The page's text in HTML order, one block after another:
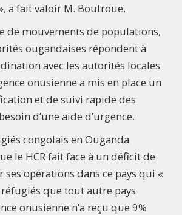
a fait valoir M. Boutroue.
de mouvements de populations,
ougandaises répondent à
avec les autorités locales
onusienne a mis en place un
et de suivi rapide des
d’une aide d’urgence.
congolais en Ouganda
le HCR fait face à un déficit de
opérations dans ce pays qui «
que tout autre pays
onusienne n’a reçu que 9%